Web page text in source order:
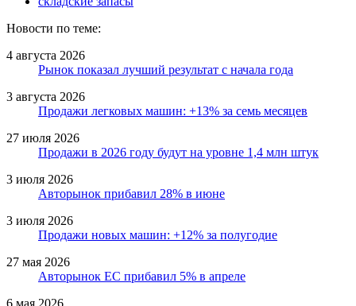
Новости по теме:
4 августа 2026
Рынок показал лучший результат с начала года
3 августа 2026
Продажи легковых машин: +13% за семь месяцев
27 июля 2026
Продажи в 2026 году будут на уровне 1,4 млн штук
3 июля 2026
Авторынок прибавил 28% в июне
3 июля 2026
Продажи новых машин: +12% за полугодие
27 мая 2026
Авторынок ЕС прибавил 5% в апреле
6 мая 2026